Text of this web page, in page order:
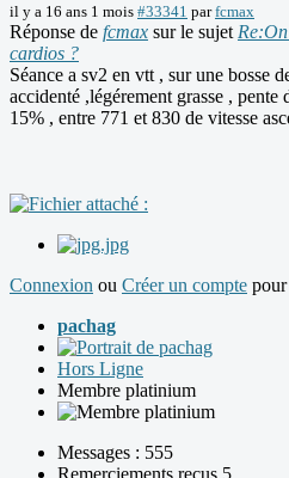
il y a 16 ans 1 mois #33341 parfcmax
Réponse de fcmax sur le sujet
cardios ?
Séance a sv2 en vtt , sur une bosse
accidenté ,légérement grasse , pente
15% , entre 771 et 830 de vitesse
Connexion ou Créer un compte
pachag
Hors Ligne
Membre platinium
Messages : 555
Remerciements reçus 5